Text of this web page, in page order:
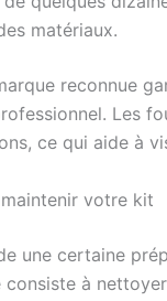
matériaux.
reconnue
Les
ce qui aide à
votre kit
une certaine
à